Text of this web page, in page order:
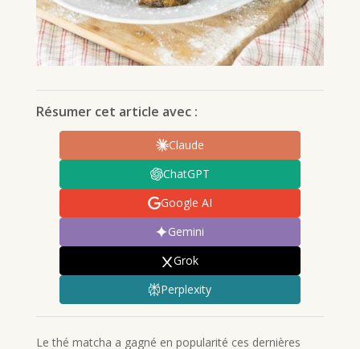
Résumer cet article avec :
Claude
ChatGPT
Google AI
Gemini
Grok
Perplexity
Le thé matcha a gagné en popularité ces dernières